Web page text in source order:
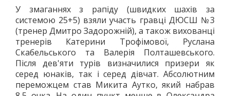
У змаганнях з рапіду (швидких шахів за
системою 25+5) взяли участь гравці ДЮСШ №3
(тренер Дмитро Задорожній), а також вихованці
тренерів Катерини Трофімової, Руслана
Скабельського та Валерія Полташевського.
Після дев'яти турів визначилися призери як
серед юнаків, так і серед дівчат. Абсолютним
переможцем став Микита Аутко, який набрав